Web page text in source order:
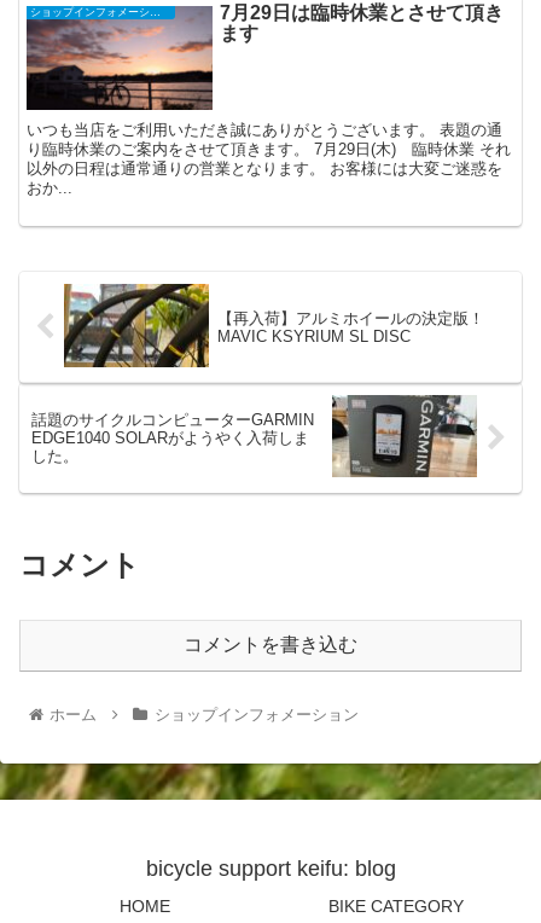
7月29日は臨時休業とさせて頂き
ます
いつも当店をご利用いただき誠にありがとうございます。 表題の通
り臨時休業のご案内をさせて頂きます。 7月29日(木) 臨時休業 それ
以外の日程は通常通りの営業となります。 お客様には大変ご迷惑を
おか...
【再入荷】アルミホイールの決定版！
MAVIC KSYRIUM SL DISC
話題のサイクルコンピューターGARMIN
EDGE1040 SOLARがようやく入荷しま
した。
コメント
コメントを書き込む
ホーム ショップインフォメーション
bicycle support keifu: blog
HOME BIKE CATEGORY